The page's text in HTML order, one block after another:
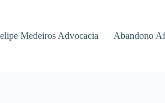
Medeiros Advocacia Abandono